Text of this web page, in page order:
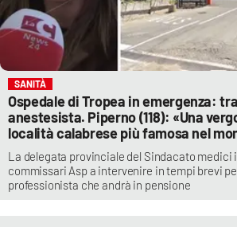
SANITÀ
Ospedale di Tropea in emergenza:
anestesista. Piperno (118): «Una
località calabrese più famosa nel
La delegata provinciale del Sindacato medici
commissari Asp a intervenire in tempi brevi
professionista che andrà in pensione